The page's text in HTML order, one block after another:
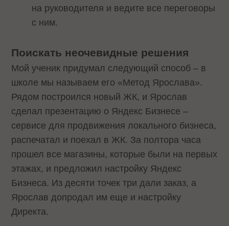
на руководителя и ведите все переговоры
с ним.
Поискать неочевидные решения
Мой ученик придумал следующий способ – в
школе мы называем его «Метод Ярослава».
Рядом построился новый ЖК, и Ярослав
сделал презентацию о Яндекс Бизнесе –
сервисе для продвижения локального бизнеса,
распечатал и поехал в ЖК. За полтора часа
прошел все магазины, которые были на первых
этажах, и предложил настройку Яндекс
Бизнеса. Из десяти точек три дали заказ, а
Ярослав допродал им еще и настройку
Директа.